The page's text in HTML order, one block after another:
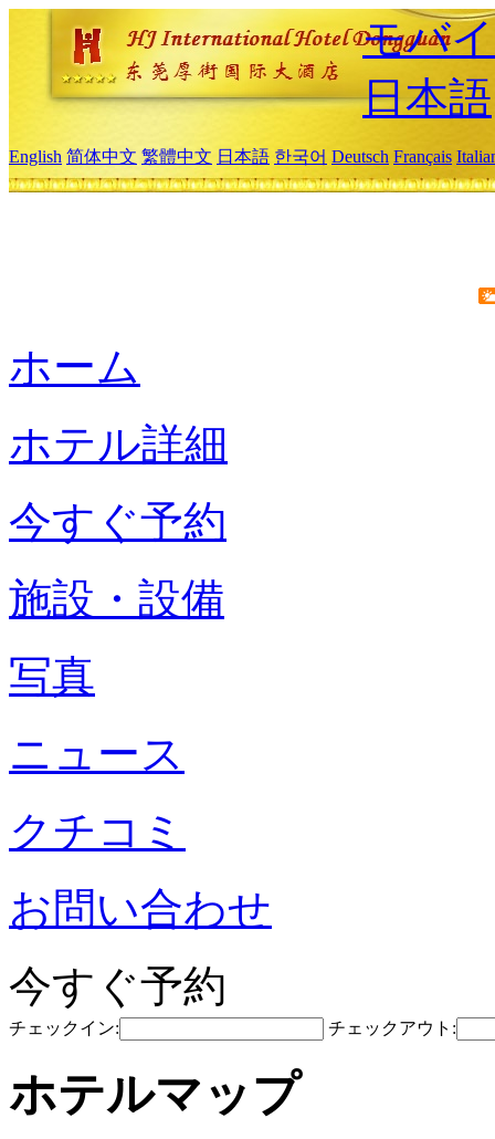
モバ
日本語
English 简体中文 繁體中文 日本語 한국어 Deutsch Français
ホーム
ホテル詳細
今すぐ予約
施設・設備
写真
ニュース
クチコミ
お問い合わせ
今すぐ予約
チェックイン: チェックアウト:
ホテルマップ